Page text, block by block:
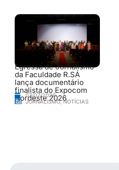
Egressa de Jornalismo
da Faculdade R.SÁ
lança documentário
finalista do Expocom
Nordeste 2026
07/07/2026
JORNALISMO,NOTÍCIAS